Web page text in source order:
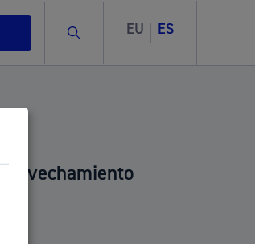
Buscar EU ES